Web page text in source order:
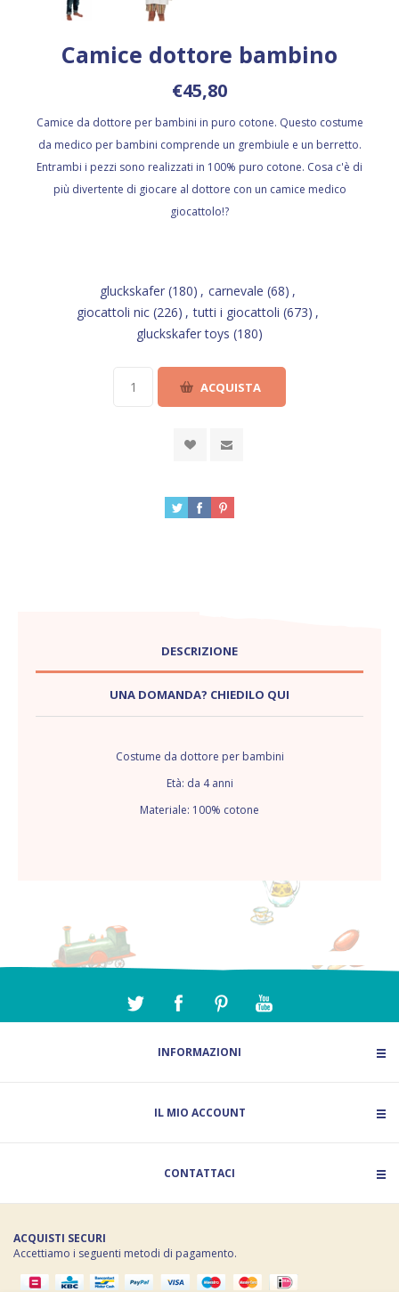
Camice dottore bambino
€45,80
Camice da dottore per bambini in puro cotone. Questo costume
da medico per bambini comprende un grembiule e un berretto.
Entrambi i pezzi sono realizzati in 100% puro cotone. Cosa c'è di
più divertente di giocare al dottore con un camice medico
giocattolo!?
gluckskafer (180) , carnevale (68) ,
giocattoli nic (226) , tutti i giocattoli (673) ,
gluckskafer toys (180)
DESCRIZIONE
UNA DOMANDA? CHIEDILO QUI
Costume da dottore per bambini
Età: da 4 anni
Materiale: 100% cotone
INFORMAZIONI
IL MIO ACCOUNT
CONTATTACI
ACQUISTI SECURI
Accettiamo i seguenti metodi di pagamento.